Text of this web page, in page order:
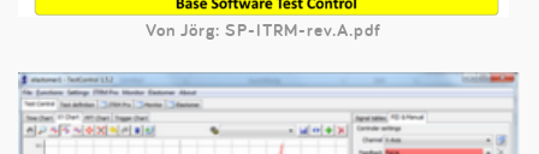
Von Jörg: SP-ITRM-rev.A.pdf